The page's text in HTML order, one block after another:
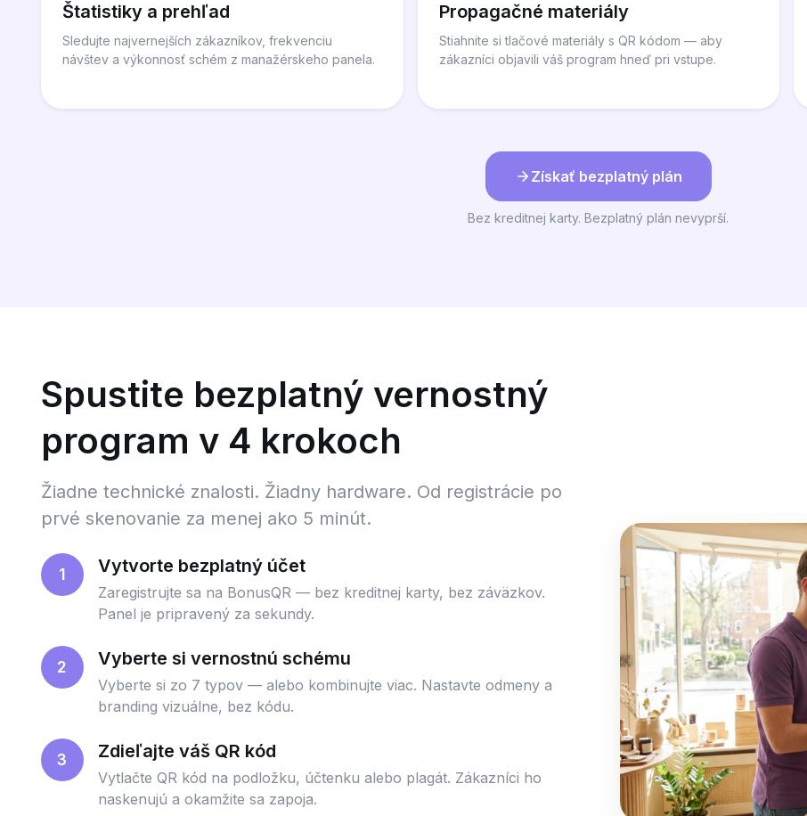
Štatistiky a prehľad
Sledujte najvernejších zákazníkov, frekvenciu
návštev a výkonnosť schém z manažérskeho panela.
Propagačné materiály
Stiahnite si tlačové materiály s QR kódom — aby
zákazníci objavili váš program hneď pri vstupe.
Získať bezplatný plán
Bez kreditnej karty. Bezplatný plán nevyprší.
Spustite bezplatný vernostný
program v 4 krokoch
Žiadne technické znalosti. Žiadny hardware. Od registrácie po
prvé skenovanie za menej ako 5 minút.
1 Vytvorte bezplatný účet
Zaregistrujte sa na BonusQR — bez kreditnej karty, bez záväzkov.
Panel je pripravený za sekundy.
2 Vyberte si vernostnú schému
Vyberte si zo 7 typov — alebo kombinujte viac. Nastavte odmeny a
branding vizuálne, bez kódu.
3 Zdieľajte váš QR kód
Vytlačte QR kód na podložku, účtenku alebo plagát. Zákazníci ho
naskenujú a okamžite sa zapoja.